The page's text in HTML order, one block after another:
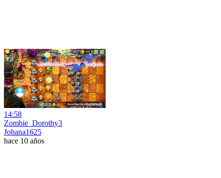
14:58
Zombie_Dorothy3
Johana1625
hace 10 años